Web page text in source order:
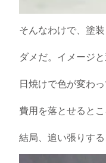
そんなわけで、塗装
ダメだ。イメージと
日焼けで色が変わ
費用を落とせると
結局、追い張りする